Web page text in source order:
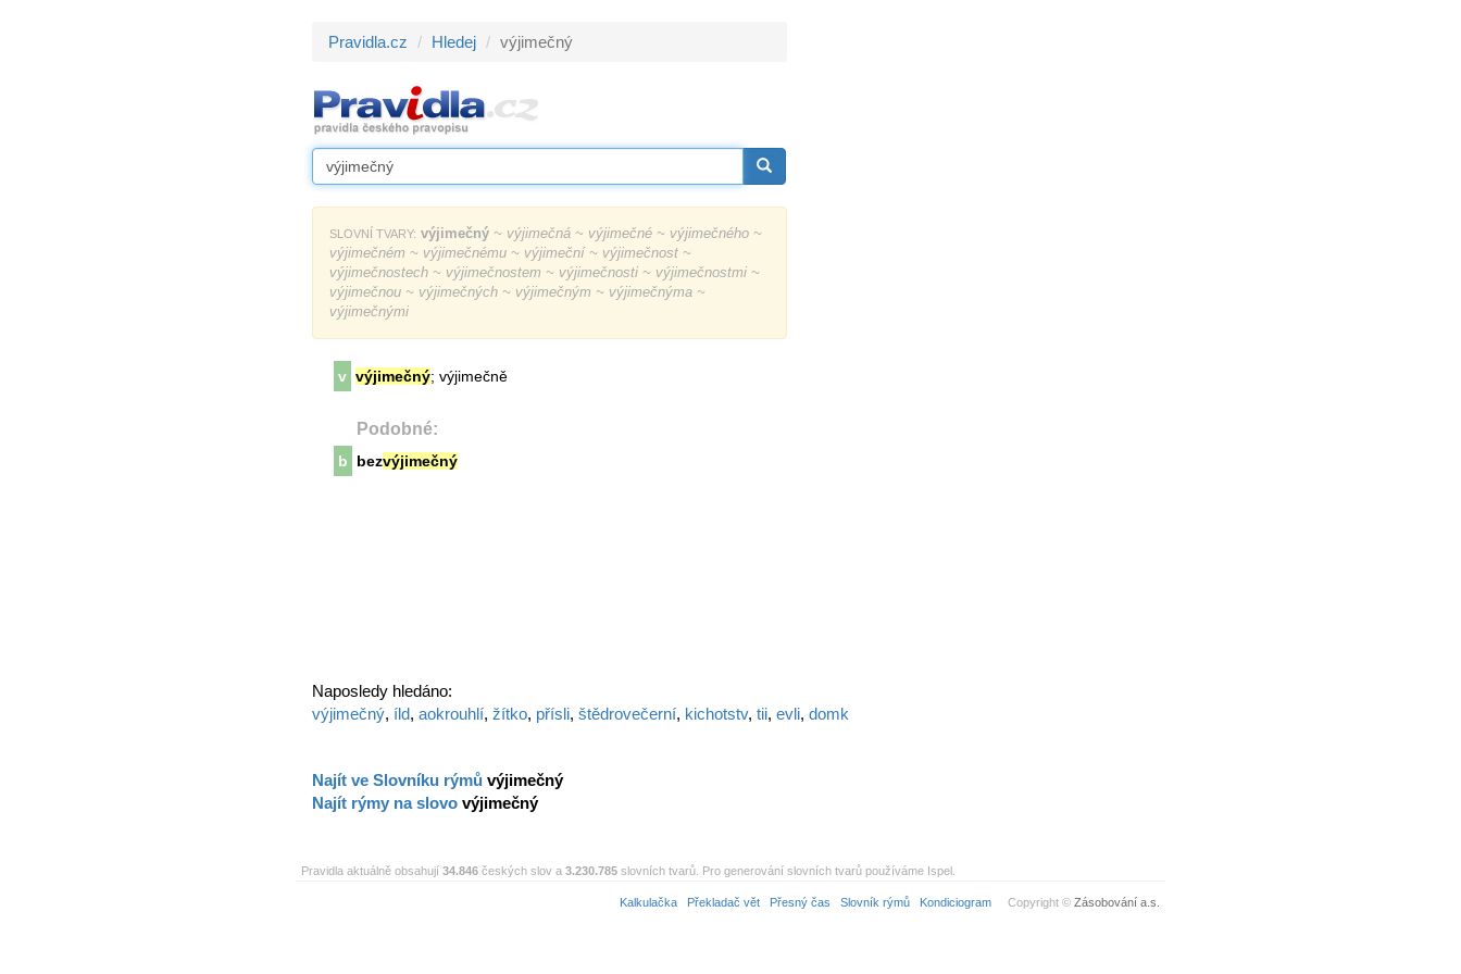
Pravidla.cz Hledej výjimečný
SLOVNÍ TVARY: výjimečný ~ výjimečná ~ výjimečné ~ výjimečného ~
výjimečném ~ výjimečnému ~ výjimeční ~ výjimečnost ~
výjimečnostech ~ výjimečnostem ~ výjimečnosti ~ výjimečnostmi ~
výjimečnou ~ výjimečných ~ výjimečným ~ výjimečnýma ~
výjimečnými
v výjimečný; výjimečně
Podobné:
b bezvýjimečný
Naposledy hledáno:
výjimečný, íld, aokrouhlí, žítko, přísli, štědrovečerní, kichotstv, tii, evli, domk
Najít ve Slovníku rýmů výjimečný
Najít rýmy na slovo výjimečný
Pravidla aktuálně obsahují 34.846 českých slov a 3.230.785 slovních tvarů. Pro generování slovních tvarů používáme Ispel.
Kalkulačka Překladač vět Přesný čas Slovník rýmů Kondiciogram Copyright © Zásobování a.s.